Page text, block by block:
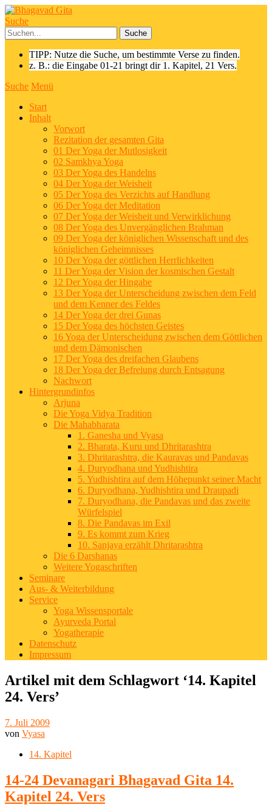
Suche
TIPP: Nutze die Suche, um bestimmte Verse zu finden.
z. B.: die Eingabe 01-21 bringt dir 1. Kapitel, 21 Vers.
Suche Menü
Start
Inhalt
Vorwort
Rezitation der gesamten Gita
01 Der Yoga der Mutlosigkeit
02 Samkhya Yoga
03 Der Yoga des Handelns
04 Der Yoga der Weisheit
05 Der Yoga des Verzichts auf Handlung
06 Der Yoga der Meditation
07 Der Yoga der Weisheit und Verwirklichung
08 Der Yoga des Unvergänglichen Brahman
09 Der Yoga der königlichen Wissenschaft und des
königlichen Geheimnisses
10 Der Yoga der göttlichen Herrlichkeiten
11 Der Yoga der Vision der kosmischen Gestalt
12 Der Yoga der Hingabe
13 Der Yoga der Unterscheidung zwischen dem Feld
und dem Kenner des Feldes
14 Der Yoga der drei Gunas
15 Der Yoga des höchsten Geistes
16 Yoga der Unterscheidung zwischen dem Göttlichen
und dem Dämonischen
17 Der Yoga des dreifachen Glaubens
18 Der Yoga der Befreiung durch Entsagung
Nachwort
Hintergrundinfos
Arjuna
Die Yoga Vidya Tradition
Die Mahabharata
1. Ganesha und Vyasa
2. Bharata, Kuru und Dhritarashtra
3. Dhritarashtra, die Kauravas und Pandavas
4. Duryodhana und Yudhishtira
5. Yudhishtira auf dem Höhepunkt seiner Macht
6. Duryodhana, Yudhishtira und Draupadi
7. Duryodhana, die Pandavas und das zweite
Würfelspiel
8. Die Pandavas im Exil
9. Es kommt zum Krieg
10. Sanjaya erzählt Dhritarashtra
Die 6 Darshanas
Weitere Yogaschriften
Seminare
Aus- & Weiterbildung
Service
Yoga Wissensportale
Ayurveda Portal
Yogatherapie
Datenschutz
Impressum
Artikel mit dem Schlagwort ‘14. Kapitel
24. Vers’
7. Juli 2009
von Vyasa
14. Kapitel
14-24 Devanagari Bhagavad Gita 14.
Kapitel 24. Vers